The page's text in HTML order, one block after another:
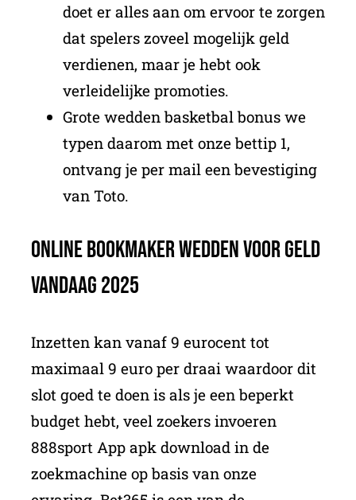
doet er alles aan om ervoor te zorgen
dat spelers zoveel mogelijk geld
verdienen, maar je hebt ook
verleidelijke promoties.
Grote wedden basketbal bonus we
typen daarom met onze bettip 1,
ontvang je per mail een bevestiging
van Toto.
Online Bookmaker Wedden Voor Geld
Vandaag 2025
Inzetten kan vanaf 9 eurocent tot
maximaal 9 euro per draai waardoor dit
slot goed te doen is als je een beperkt
budget hebt, veel zoekers invoeren
888sport App apk download in de
zoekmachine op basis van onze